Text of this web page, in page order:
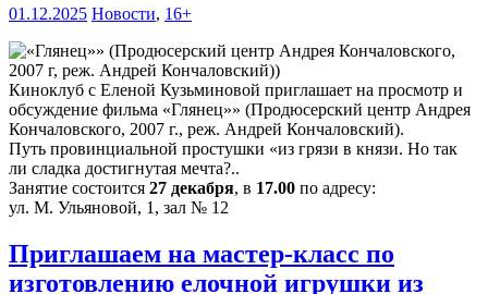
01.12.2025 Новости, 16+
Киноклуб с Еленой Кузьминовой приглашает на просмотр и
обсуждение фильма «Глянец»» (Продюсерский центр Андрея
Кончаловского, 2007 г., реж. Андрей Кончаловский).
Путь провинциальной простушки «из грязи в князи. Но так
ли сладка достигнутая мечта?..
Занятие состоится 27 декабря, в 17.00 по адресу:
ул. М. Ульяновой, 1, зал № 12
Приглашаем на мастер-класс по
изготовлению елочной игрушки из